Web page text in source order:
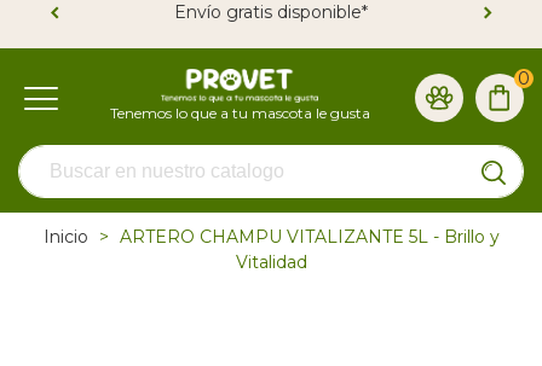
Envío gratis disponible*
0
Inicio > ARTERO CHAMPU VITALIZANTE 5L - Brillo y
Vitalidad